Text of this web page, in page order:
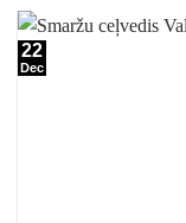
22
Dec